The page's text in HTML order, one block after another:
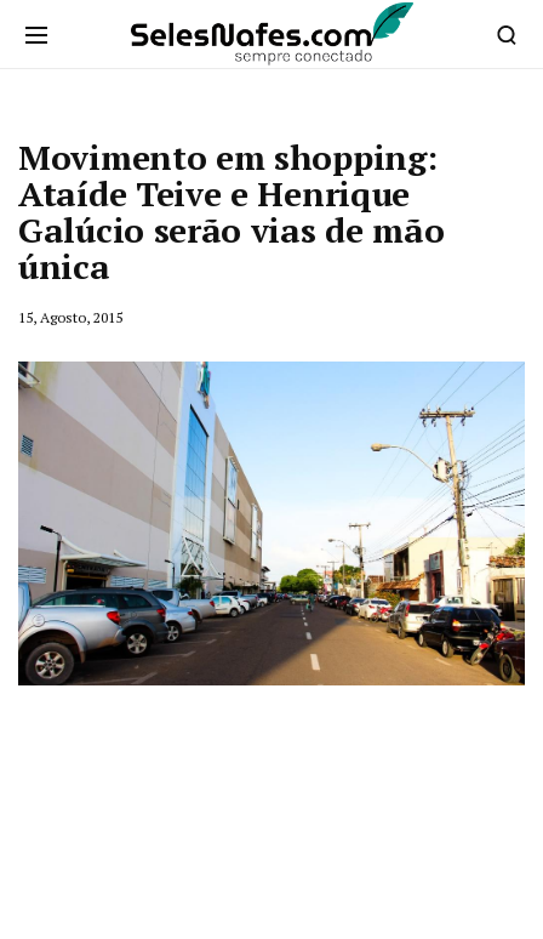
Movimento em shopping:
Ataíde Teive e Henrique
Galúcio serão vias de mão
única
15, Agosto, 2015